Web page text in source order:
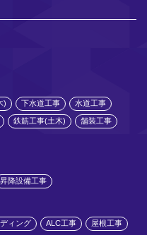
) 下水道工事 水道工事
鉄筋工事(土木) 舗装工事
昇降設備工事
ィング ALC工事 屋根工事